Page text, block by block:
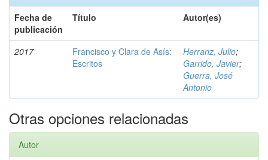
Fecha de
publicación
Título Autor(es)
2017
Francisco y Clara de Asís:
Escritos
Herranz, Julio;
Garrido, Javier;
Guerra, José
Antonio
Otras opciones relacionadas
Autor